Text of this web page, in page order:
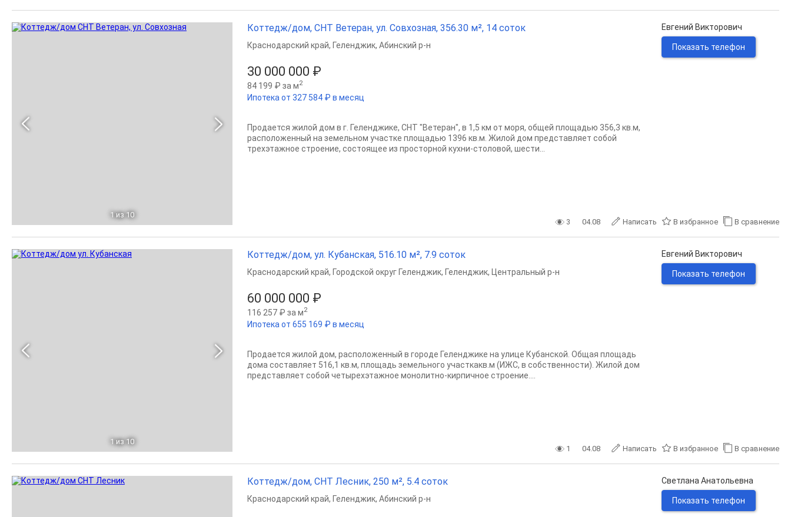
1 из 10
Коттедж/дом, СНТ Ветеран, ул. Совхозная, 356.30 м², 14 соток
30 000 000 ₽
84 199 ₽ за м2
Ипотека от 327 584 ₽ в месяц
Краснодарский край, Геленджик, Абинский р-н
Продается жилой дом в г. Геленджике, СНТ "Ветеран", в 1,5 км от моря, общей площадью 356,3 кв.м,
расположенный на земельном участке площадью 1396 кв.м. Жилой дом представляет собой
трехэтажное строение, состоящее из просторной кухни-столовой, шести...
Евгений Викторович
Показать телефон
3 04.08 Написать В избранное В сравнение
1 из 10
Коттедж/дом, ул. Кубанская, 516.10 м², 7.9 соток
60 000 000 ₽
116 257 ₽ за м2
Ипотека от 655 169 ₽ в месяц
Краснодарский край, Городской округ Геленджик, Геленджик, Центральный р-н
Продается жилой дом, расположенный в городе Геленджике на улице Кубанской. Общая площадь
дома составляет 516,1 кв.м, площадь земельного участкакв.м (ИЖС, в собственности). Жилой дом
представляет собой четырехэтажное монолитно-кирпичное строение....
Евгений Викторович
Показать телефон
1 04.08 Написать В избранное В сравнение
Коттедж/дом, СНТ Лесник, 250 м², 5.4 соток
Краснодарский край, Геленджик, Абинский р-н
Светлана Анатольевна
Показать телефон